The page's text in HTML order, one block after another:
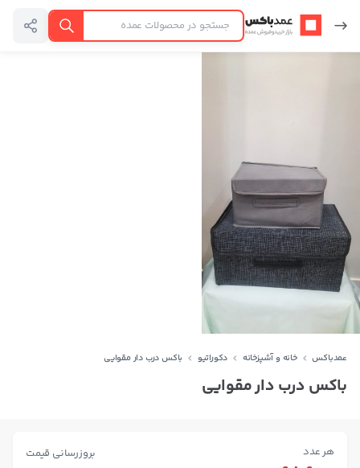
عمدباکس — بازگشت به صفحه اصلی
جستجو
عمدباکس خانه و آشپزخانه دکوراتیو باکس درب دار مقوایی
باکس درب دار مقوایی
هر عدد بروزرسانی قیمت